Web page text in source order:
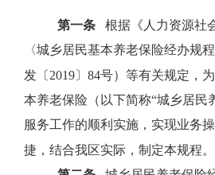
第一条
根据《人力资源社
〈城乡居民基本养老保险经办规
发〔 2019〕 84号）等有关规定，
本养老保险（以下简称“城乡居民
服务工作的顺利实施，实现业务
捷，结合我区实际，制定本规程。